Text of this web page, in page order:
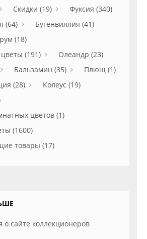
Скидки (19)
Фуксия (340)
(64)
Бугенвиллия (41)
(18)
(191)
Олеандр (23)
Бальзамин (35)
Плющ (1)
(28)
Колеус (19)
цветов (1)
(1600)
товары (17)
сайте коллекционеров